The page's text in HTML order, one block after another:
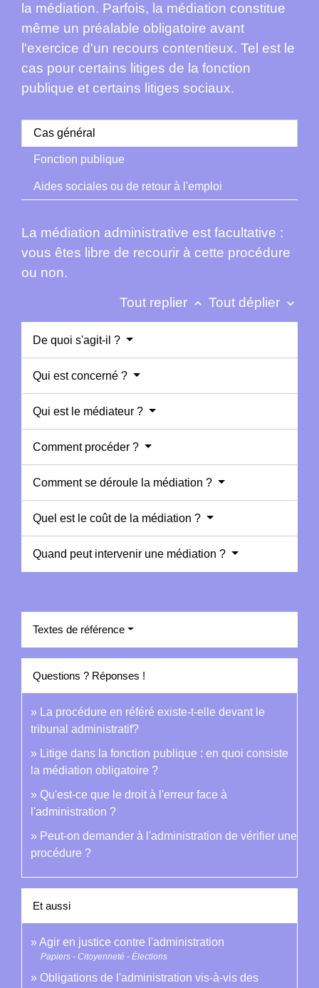
la médiation. Parfois, la médiation constitue
même un préalable obligatoire avant
l'exercice d'un recours contentieux. Tel est le
cas pour certains litiges de la fonction
publique et certains litiges sociaux.
Cas général
Fonction publique
Aides sociales ou de retour à l'emploi
La médiation administrative est facultative :
vous êtes libre de recourir à cette procédure
ou non.
Tout replier keyboard_arrow_up Tout déplier keyboard_arrow_down
De quoi s'agit-il ?
Qui est concerné ?
Qui est le médiateur ?
Comment procéder ?
Comment se déroule la médiation ?
Quel est le coût de la médiation ?
Quand peut intervenir une médiation ?
Textes de référence
Questions ? Réponses !
La procédure en référé existe-t-elle devant le
tribunal administratif?
Litige dans la fonction publique : en quoi consiste
la médiation obligatoire ?
Qu'est-ce que le droit à l'erreur face à
l'administration ?
Peut-on demander à l'administration de vérifier une
procédure ?
Et aussi
Agir en justice contre l'administration
Papiers - Citoyenneté - Élections
Obligations de l'administration vis-à-vis des